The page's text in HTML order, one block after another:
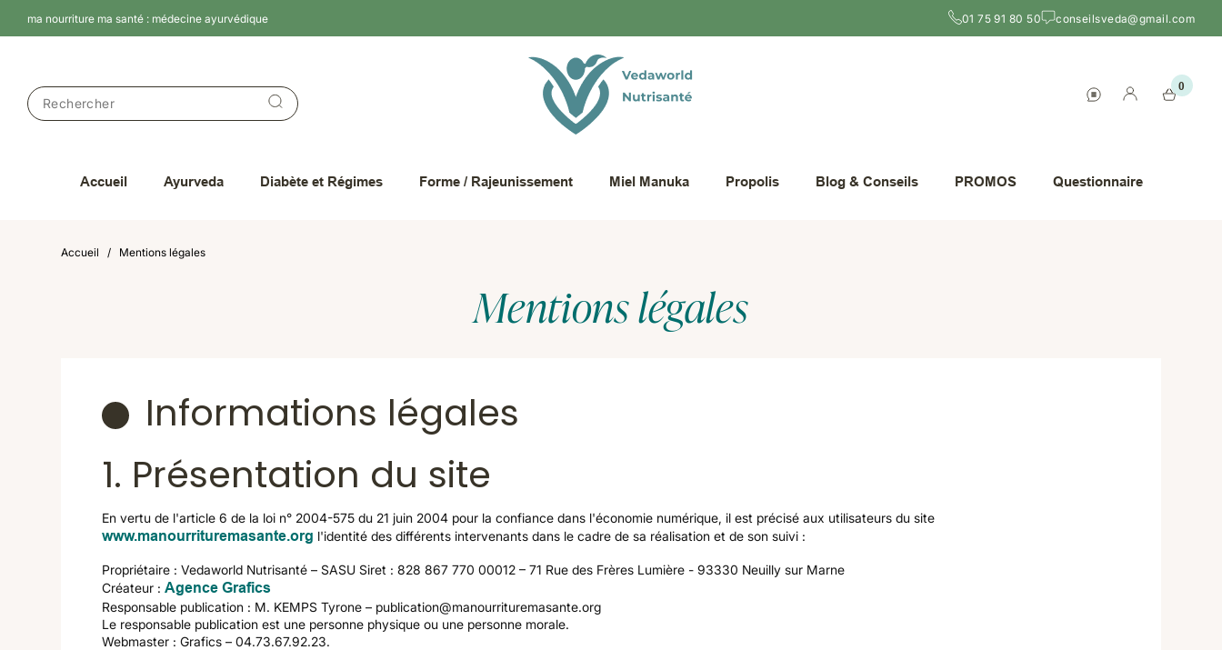
ma nourriture ma santé : médecine ayurvédique 01 75 91 80 50 conseilsveda@gmail.com
0
Accueil Ayurveda Diabète et Régimes Forme / Rajeunissement Miel Manuka Propolis Blog & Conseils PROMOS Questionnaire
Accueil Mentions légales
Mentions légales
Informations légales
1. Présentation du site
En vertu de l'article 6 de la loi n° 2004-575 du 21 juin 2004 pour la confiance dans l'économie numérique, il est précisé aux utilisateurs du site
www.manourrituremasante.org l'identité des différents intervenants dans le cadre de sa réalisation et de son suivi :
Propriétaire : Vedaworld Nutrisanté – SASU Siret : 828 867 770 00012 – 71 Rue des Frères Lumière - 93330 Neuilly sur Marne
Créateur : Agence Grafics
Responsable publication : M. KEMPS Tyrone – publication@manourrituremasante.org
Le responsable publication est une personne physique ou une personne morale.
Webmaster : Grafics – 04.73.67.92.23.